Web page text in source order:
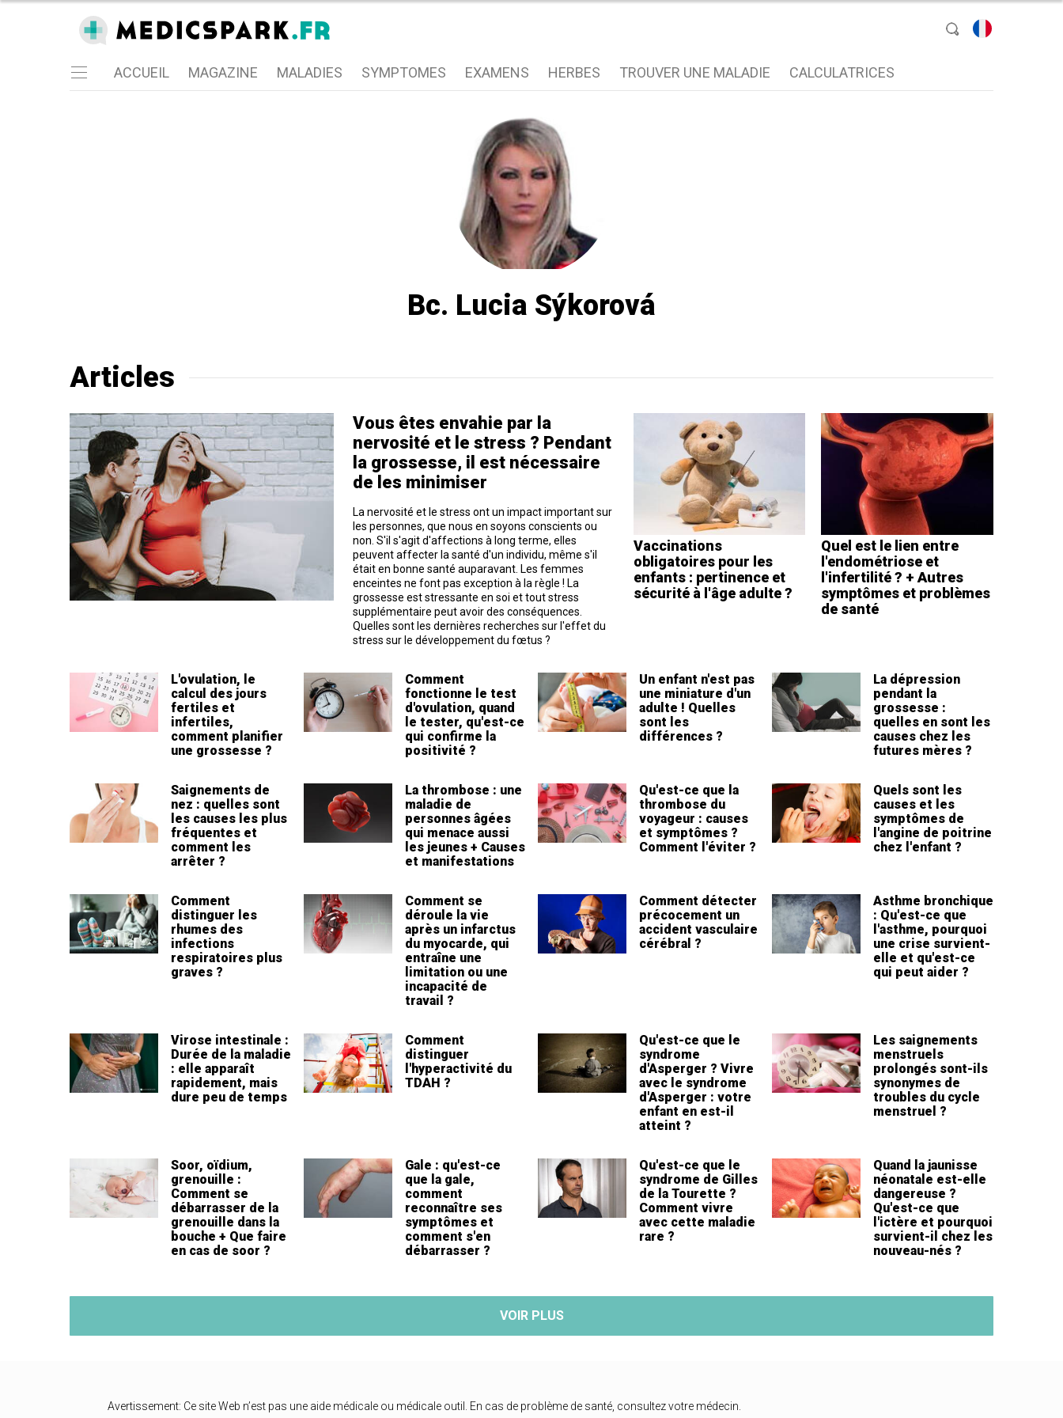
langue
ACCUEIL MAGAZINE MALADIES SYMPTOMES EXAMENS HERBES TROUVER UNE MALADIE CALCULATRICES
Bc. Lucia Sýkorová
Articles
Vous êtes envahie par la
nervosité et le stress ? Pendant
la grossesse, il est nécessaire
de les minimiser
La nervosité et le stress ont un impact important sur
les personnes, que nous en soyons conscients ou
non. S'il s'agit d'affections à long terme, elles
peuvent affecter la santé d'un individu, même s'il
était en bonne santé auparavant. Les femmes
enceintes ne font pas exception à la règle ! La
grossesse est stressante en soi et tout stress
supplémentaire peut avoir des conséquences.
Quelles sont les dernières recherches sur l'effet du
stress sur le développement du fœtus ?
Vaccinations
obligatoires pour les
enfants : pertinence et
sécurité à l'âge adulte ?
Quel est le lien entre
l'endométriose et
l'infertilité ? + Autres
symptômes et problèmes
de santé
L'ovulation, le
calcul des jours
fertiles et
infertiles,
comment planifier
une grossesse ?
Comment
fonctionne le test
d'ovulation, quand
le tester, qu'est-ce
qui confirme la
positivité ?
Un enfant n'est pas
une miniature d'un
adulte ! Quelles
sont les
différences ?
La dépression
pendant la
grossesse :
quelles en sont les
causes chez les
futures mères ?
Saignements de
nez : quelles sont
les causes les plus
fréquentes et
comment les
arrêter ?
La thrombose : une
maladie de
personnes âgées
qui menace aussi
les jeunes + Causes
et manifestations
Qu'est-ce que la
thrombose du
voyageur : causes
et symptômes ?
Comment l'éviter ?
Quels sont les
causes et les
symptômes de
l'angine de poitrine
chez l'enfant ?
Comment
distinguer les
rhumes des
infections
respiratoires plus
graves ?
Comment se
déroule la vie
après un infarctus
du myocarde, qui
entraîne une
limitation ou une
incapacité de
travail ?
Comment détecter
précocement un
accident vasculaire
cérébral ?
Asthme bronchique
: Qu'est-ce que
l'asthme, pourquoi
une crise survient-
elle et qu'est-ce
qui peut aider ?
Virose intestinale :
Durée de la maladie
: elle apparaît
rapidement, mais
dure peu de temps
Comment
distinguer
l'hyperactivité du
TDAH ?
Qu'est-ce que le
syndrome
d'Asperger ? Vivre
avec le syndrome
d'Asperger : votre
enfant en est-il
atteint ?
Les saignements
menstruels
prolongés sont-ils
synonymes de
troubles du cycle
menstruel ?
Soor, oïdium,
grenouille :
Comment se
débarrasser de la
grenouille dans la
bouche + Que faire
en cas de soor ?
Gale : qu'est-ce
que la gale,
comment
reconnaître ses
symptômes et
comment s'en
débarrasser ?
Qu'est-ce que le
syndrome de Gilles
de la Tourette ?
Comment vivre
avec cette maladie
rare ?
Quand la jaunisse
néonatale est-elle
dangereuse ?
Qu'est-ce que
l'ictère et pourquoi
survient-il chez les
nouveau-nés ?
VOIR PLUS
Avertissement: Ce site Web n’est pas une aide médicale ou médicale outil. En cas de problème de santé, consultez votre médecin.